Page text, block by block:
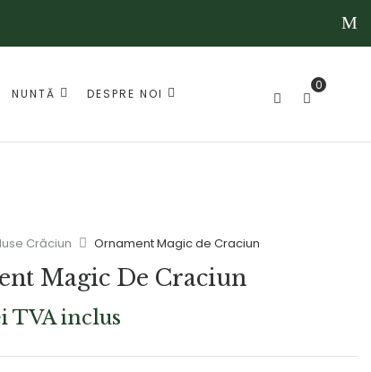
NUNTĂ DESPRE NOI
0
Crăciun Ornament Magic de Craciun
Magic De Craciun
TVA inclus